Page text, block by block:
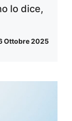
lo dice,
Ottobre 2025